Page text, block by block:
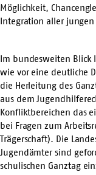
Möglichkeit,
Integration aller jungen
Im bundesweiten Blick
wie vor eine deutliche
die Herleitung des
aus dem
Konfliktbereichen das
bei Fragen zum
Trägerschaft). Die
Jugendämter sind
schulischen Ganztag